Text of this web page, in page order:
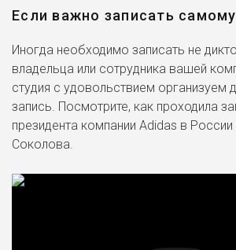
Если важно записать самому
Иногда необходимо записать не
владельца или сотрудника вашей
студия с удовольствием организуем
запись. Посмотрите, как проходила
президента компании Adidas в
Соколова.